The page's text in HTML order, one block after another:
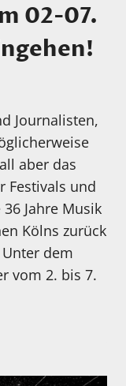
02-07.
Journalisten,
aber das
Festivals und
Jahre Musik
Kölns zurück
dem
vom 2. bis 7.